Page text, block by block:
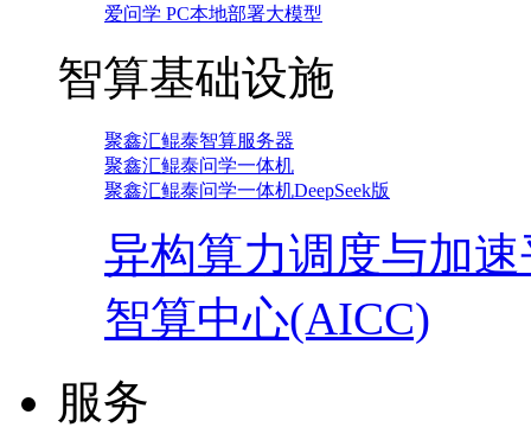
爱问学 PC本地部署大模型
智算基础设施
聚鑫汇鲲泰智算服务器
聚鑫汇鲲泰问学一体机
聚鑫汇鲲泰问学一体机DeepSeek版
异构算力调度与加
智算中心(AICC)
服务